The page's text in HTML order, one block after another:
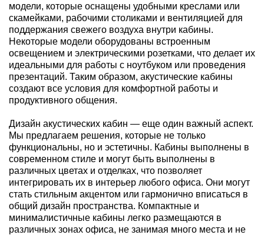
модели, которые оснащены удобными креслами или
скамейками, рабочими столиками и вентиляцией для
поддержания свежего воздуха внутри кабины.
Некоторые модели оборудованы встроенным
освещением и электрическими розетками, что делает их
идеальными для работы с ноутбуком или проведения
презентаций. Таким образом, акустические кабины
создают все условия для комфортной работы и
продуктивного общения.
Дизайн акустических кабин — еще один важный аспект.
Мы предлагаем решения, которые не только
функциональны, но и эстетичны. Кабины выполнены в
современном стиле и могут быть выполнены в
различных цветах и отделках, что позволяет
интегрировать их в интерьер любого офиса. Они могут
стать стильным акцентом или гармонично вписаться в
общий дизайн пространства. Компактные и
минималистичные кабины легко размещаются в
различных зонах офиса, не занимая много места и не